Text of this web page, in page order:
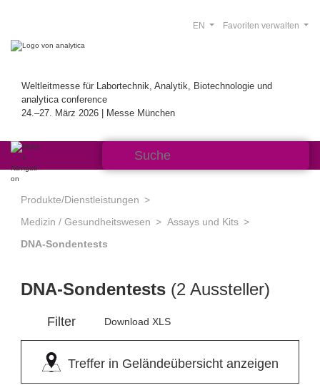
Weltleitmesse für Labortechnik, Analytik, Biotechnologie und
analytica conference
24.–27. März 2026 | Messe München
Favoriten verwalten
EN
Produkte/Dienstleistungen
Medizin / Gesundheitswesen
Assays und Kits
DNA-Sondentests
DNA-Sondentests (2 Aussteller)
Filter Download XLS
Treffer in Geländeübersicht anzeigen